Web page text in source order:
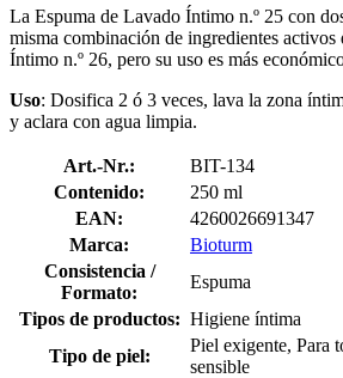
La Espuma de Lavado Íntimo n.º 25 con
misma combinación de ingredientes
Íntimo n.º 26, pero su uso es más
Uso: Dosifica 2 ó 3 veces, lava la zona
y aclara con agua limpia.
Art.-Nr.:
BIT-134
Contenido:
250 ml
EAN:
4260026691347
Marca:
Bioturm
Consistencia /
Formato:
Espuma
Tipos de productos: Higiene íntima
Tipo de piel:
Piel exigente, Para
sensible